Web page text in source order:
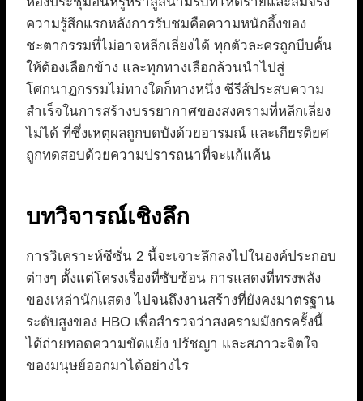
ความรู้สึกแรกหลังการรับชมคือความหนักอึ้งของ
ชะตากรรมที่ไม่อาจหลีกเลี่ยงได้ ทุกตัวละครถูกบีบคั้น
ให้ต้องเลือกข้าง และทุกทางเลือกล้วนนำไปสู่
โศกนาฏกรรมไม่ทางใดก็ทางหนึ่ง ซีรีส์ประสบความ
สำเร็จในการสร้างบรรยากาศของสงครามที่หลีกเลี่ยง
ไม่ได้ ที่ซึ่งเหตุผลถูกบดบังด้วยอารมณ์ และเกียรติยศ
ถูกทดสอบด้วยความปรารถนาที่จะแก้แค้น
บทวิจารณ์เชิงลึก
การวิเคราะห์ซีซั่น 2 นี้จะเจาะลึกลงไปในองค์ประกอบ
ต่างๆ ตั้งแต่โครงเรื่องที่ซับซ้อน การแสดงที่ทรงพลัง
ของเหล่านักแสดง ไปจนถึงงานสร้างที่ยังคงมาตรฐาน
ระดับสูงของ HBO เพื่อสำรวจว่าสงครามมังกรครั้งนี้
ได้ถ่ายทอดความขัดแย้ง ปรัชญา และสภาวะจิตใจ
ของมนุษย์ออกมาได้อย่างไร